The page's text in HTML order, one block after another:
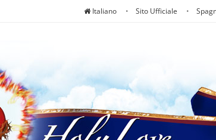
Italiano Sito Ufficiale